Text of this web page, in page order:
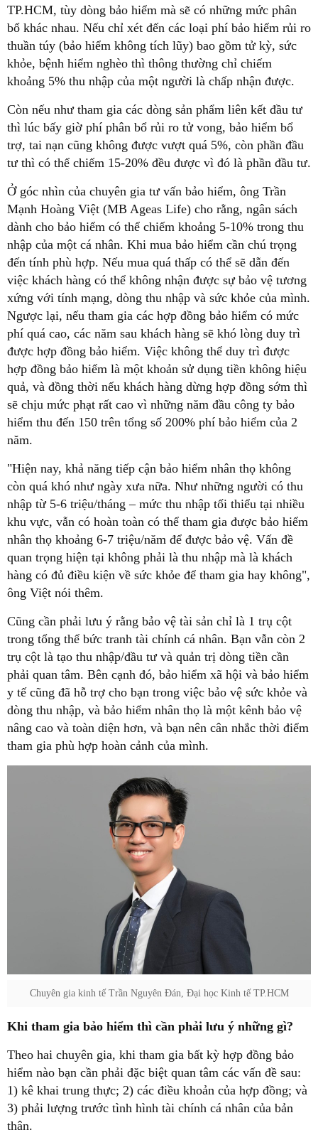
TP.HCM, tùy dòng bảo hiểm mà sẽ có những mức phân
bổ khác nhau. Nếu chỉ xét đến các loại phí bảo hiểm rủi ro
thuần túy (bảo hiểm không tích lũy) bao gồm tử kỳ, sức
khỏe, bệnh hiểm nghèo thì thông thường chỉ chiếm
khoảng 5% thu nhập của một người là chấp nhận được.
Còn nếu như tham gia các dòng sản phẩm liên kết đầu tư
thì lúc bấy giờ phí phân bổ rủi ro tử vong, bảo hiểm bổ
trợ, tai nạn cũng không được vượt quá 5%, còn phần đầu
tư thì có thể chiếm 15-20% đều được vì đó là phần đầu tư.
Ở góc nhìn của chuyên gia tư vấn bảo hiểm, ông Trần
Mạnh Hoàng Việt (MB Ageas Life) cho rằng, ngân sách
dành cho bảo hiểm có thể chiếm khoảng 5-10% trong thu
nhập của một cá nhân. Khi mua bảo hiểm cần chú trọng
đến tính phù hợp. Nếu mua quá thấp có thể sẽ dẫn đến
việc khách hàng có thể không nhận được sự bảo vệ tương
xứng với tính mạng, dòng thu nhập và sức khỏe của mình.
Ngược lại, nếu tham gia các hợp đồng bảo hiểm có mức
phí quá cao, các năm sau khách hàng sẽ khó lòng duy trì
được hợp đồng bảo hiểm. Việc không thể duy trì được
hợp đồng bảo hiểm là một khoản sử dụng tiền không hiệu
quả, và đồng thời nếu khách hàng dừng hợp đồng sớm thì
sẽ chịu mức phạt rất cao vì những năm đầu công ty bảo
hiểm thu đến 150 trên tổng số 200% phí bảo hiểm của 2
năm.
"Hiện nay, khả năng tiếp cận bảo hiểm nhân thọ không
còn quá khó như ngày xưa nữa. Như những người có thu
nhập từ 5-6 triệu/tháng – mức thu nhập tối thiểu tại nhiều
khu vực, vẫn có hoàn toàn có thể tham gia được bảo hiểm
nhân thọ khoảng 6-7 triệu/năm để được bảo vệ. Vấn đề
quan trọng hiện tại không phải là thu nhập mà là khách
hàng có đủ điều kiện về sức khỏe để tham gia hay không",
ông Việt nói thêm.
Cũng cần phải lưu ý rằng bảo vệ tài sản chỉ là 1 trụ cột
trong tổng thể bức tranh tài chính cá nhân. Bạn vẫn còn 2
trụ cột là tạo thu nhập/đầu tư và quản trị dòng tiền cần
phải quan tâm. Bên cạnh đó, bảo hiểm xã hội và bảo hiểm
y tế cũng đã hỗ trợ cho bạn trong việc bảo vệ sức khỏe và
dòng thu nhập, và bảo hiểm nhân thọ là một kênh bảo vệ
nâng cao và toàn diện hơn, và bạn nên cân nhắc thời điểm
tham gia phù hợp hoàn cảnh của mình.
Chuyên gia kinh tế Trần Nguyên Đán, Đại học Kinh tế TP.HCM
Khi tham gia bảo hiểm thì cần phải lưu ý những gì?
Theo hai chuyên gia, khi tham gia bất kỳ hợp đồng bảo
hiểm nào bạn cần phải đặc biệt quan tâm các vấn đề sau:
1) kê khai trung thực; 2) các điều khoản của hợp đồng; và
3) phải lượng trước tình hình tài chính cá nhân của bản
thân.